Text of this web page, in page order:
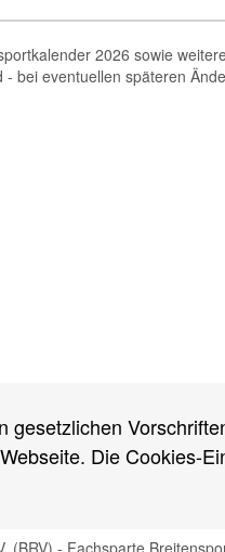
gesetzlichen
Die Cookies-
2026 sowie
bei eventuellen späteren
Saison 2021
Saison 2019
Saison 2017
Amtliches
Ergebnisse
(BRV) - Fachsparte